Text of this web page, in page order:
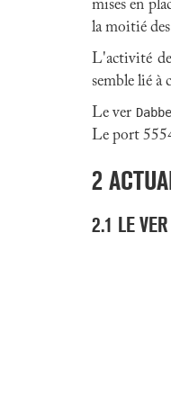
mises en
la moitié
L'activité
semble lié à
Le ver
Le port
2
2.1 LE